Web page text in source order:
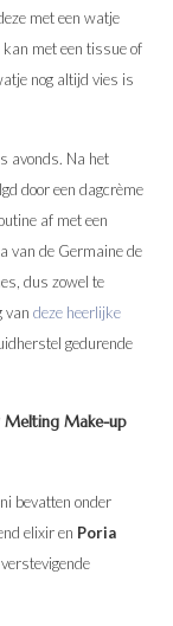
met een watje
met een tissue of
nog altijd vies is
avonds. Na het
door een dagcrème
af met een
van de Germaine de
dus zowel te
vandeze heerlijke
gedurende
Melting Make-up
bevatten onder
elixir en Poria